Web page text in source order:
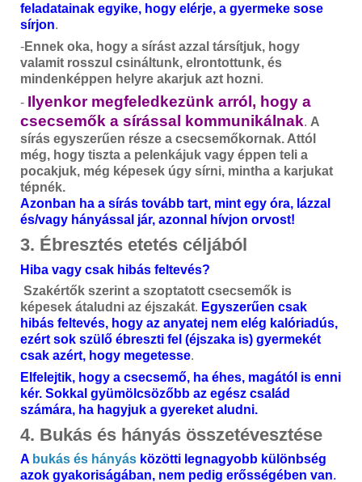
feladatainak egyike, hogy elérje, a gyermeke sose
sírjon.
-Ennek oka, hogy a sírást azzal társítjuk, hogy
valamit rosszul csináltunk, elrontottunk, és
mindenképpen helyre akarjuk azt hozni.
- Ilyenkor megfeledkezünk arról, hogy a
csecsemők a sírással kommunikálnak. A
sírás egyszerűen része a csecsemőkornak. Attól
még, hogy tiszta a pelenkájuk vagy éppen teli a
pocakjuk, még képesek úgy sírni, mintha a karjukat
tépnék.
Azonban ha a sírás tovább tart, mint egy óra, lázzal
és/vagy hányással jár, azonnal hívjon orvost!
3. Ébresztés etetés céljából
Hiba vagy csak hibás feltevés?
Szakértők szerint a szoptatott csecsemők is
képesek átaludni az éjszakát. Egyszerűen csak
hibás feltevés, hogy az anyatej nem elég kalóriadús,
ezért sok szülő ébreszti fel (éjszaka is) gyermekét
csak azért, hogy megetesse.
Elfelejtik, hogy a csecsemő, ha éhes, magától is enni
kér. Sokkal gyümölcsözőbb az egész család
számára, ha hagyjuk a gyereket aludni.
4. Bukás és hányás összetévesztése
A bukás és hányás közötti legnagyobb különbség
azok gyakoriságában, nem pedig erősségében van.